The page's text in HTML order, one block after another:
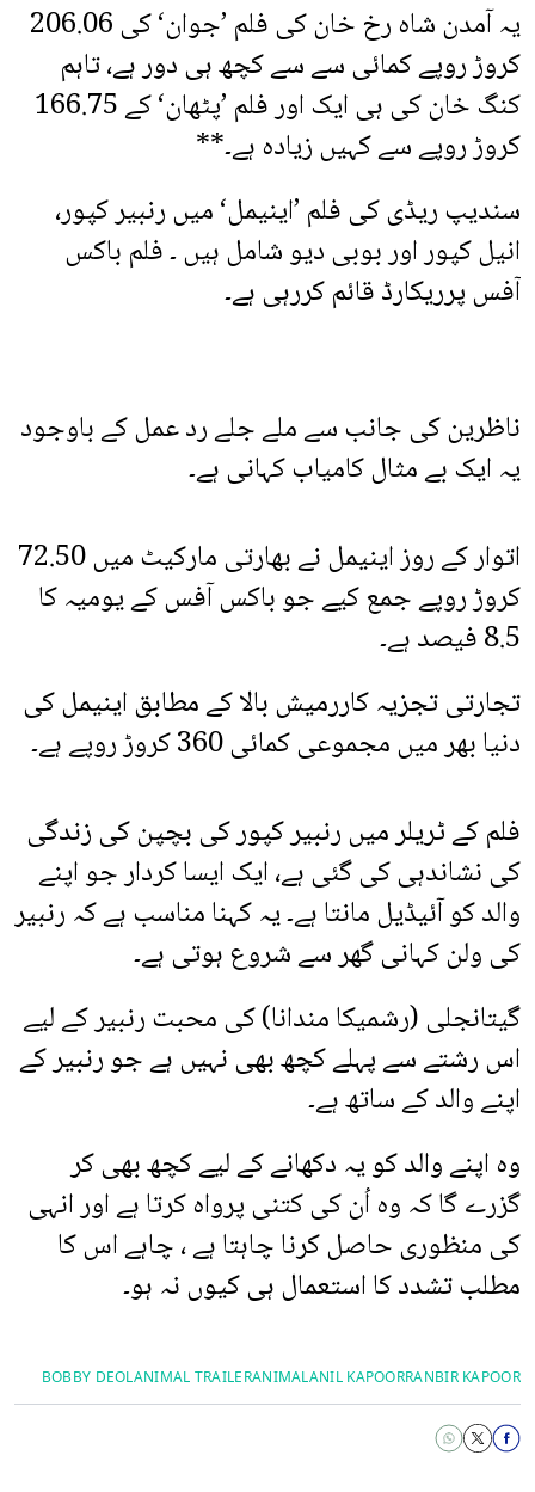
یہ آمدن شاہ رخ خان کی فلم ’جوان‘ کی 206.06
کروڑ روپے کمائی سے سے کچھ ہی دور ہے، تاہم
کنگ خان کی ہی ایک اور فلم ’پٹھان‘ کے 166.75
کروڑ روپے سے کہیں زیادہ ہے۔**
سندیپ ریڈی کی فلم ’اینیمل‘ میں رنبیر کپور،
انیل کپور اور بوبی دیو شامل ہیں ۔ فلم باکس
آفس پرریکارڈ قائم کررہی ہے۔
ناظرین کی جانب سے ملے جلے رد عمل کے باوجود
یہ ایک بے مثال کامیاب کہانی ہے۔
اتوار کے روز اینیمل نے بھارتی مارکیٹ میں 72.50
کروڑ روپے جمع کیے جو باکس آفس کے یومیہ کا
8.5 فیصد ہے۔
تجارتی تجزیہ کاررمیش بالا کے مطابق اینیمل کی
دنیا بھر میں مجموعی کمائی 360 کروڑ روپے ہے۔
فلم کے ٹریلر میں رنبیر کپور کی بچپن کی زندگی
کی نشاندہی کی گئی ہے، ایک ایسا کردار جو اپنے
والد کو آئیڈیل مانتا ہے۔ یہ کہنا مناسب ہے کہ رنبیر
کی ولن کہانی گھر سے شروع ہوتی ہے۔
گیتانجلی (رشمیکا مندانا) کی محبت رنبیر کے لیے
اس رشتے سے پہلے کچھ بھی نہیں ہے جو رنبیر کے
اپنے والد کے ساتھ ہے۔
وہ اپنے والد کو یہ دکھانے کے لیے کچھ بھی کر
گزرے گا کہ وہ اُن کی کتنی پرواہ کرتا ہے اور انہی
کی منظوری حاصل کرنا چاہتا ہے ، چاہے اس کا
مطلب تشدد کا استعمال ہی کیوں نہ ہو۔
RANBIR KAPOOR
ANIL KAPOOR
ANIMAL
ANIMAL TRAILER
BOBBY DEOL